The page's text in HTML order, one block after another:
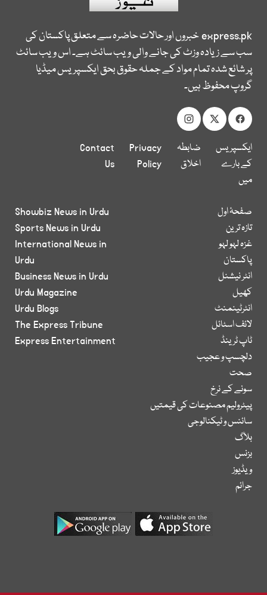
express.pkخبروں اور حالات حاضرہ سے متعلق پاکستان کی
سب سے زیادہ وزٹ کی جانے والی ویب سائٹ ہے۔ اس ویب سائٹ
پر شائع شدہ تمام مواد کے جملہ حقوق بحق ایکسپریس میڈیا
گروپ محفوظ ہیں۔
ایکسپریس
کے بارے
میں
ضابطہ
اخلاق
Privacy
Policy
Contact
Us
صفحۂ اول
تازہ ترین
غزہ لہو لہو
پاکستان
انٹر نیشنل
کھیل
انٹرٹینمنٹ
لائف اسٹائل
ٹاپ ٹرینڈ
دلچسپ و عجیب
صحت
سونے کے نرخ
پیٹرولیم مصنوعات کی قیمتیں
سائنس و ٹیکنالوجی
بلاگ
بزنس
ویڈیوز
جرائم
Showbiz News in Urdu
Sports News in Urdu
International News in
Urdu
Business News in Urdu
Urdu Magazine
Urdu Blogs
The Express Tribune
Express Entertainment